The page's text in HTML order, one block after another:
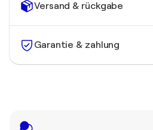
Versand & rückgabe
Garantie & zahlung